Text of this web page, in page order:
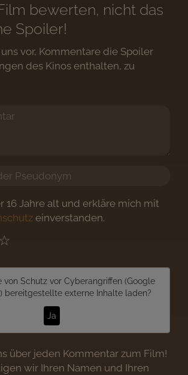
bewerten, nicht das
Spoiler!
vor, Kommentare die Spoiler
des Kinos enthalten, zu
16 Jahre alt und erkläre mich mit
einverstanden.
☆
von Schutz vor Cyberangriffen (Google
bereitgestellte externe Inhalte laden?
Ja
über jeden Kommentar zum Film!
wir Ihren Namen und Ihren